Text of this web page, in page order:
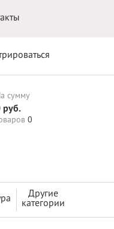
сумму
руб.
0
Другие
категории